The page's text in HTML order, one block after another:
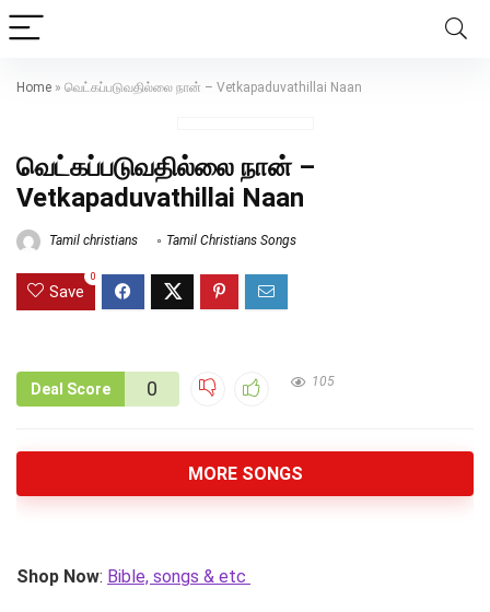
Home » வெட்கப்படுவதில்லை நான் – Vetkapaduvathillai Naan
வெட்கப்படுவதில்லை நான் –
Vetkapaduvathillai Naan
Tamil christians Tamil Christians Songs
Save
0
Deal Score 0 105
MORE SONGS
Shop Now: Bible, songs & etc